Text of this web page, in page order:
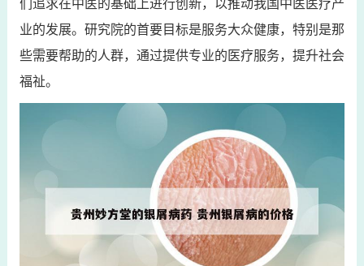
们追求在中医的基础上进行创新，以推动我国中医医疗产
业的发展。研究院的首要目标是服务大众健康，特别是那
些需要帮助的人群，通过提供专业的医疗服务，提升社会
福祉。